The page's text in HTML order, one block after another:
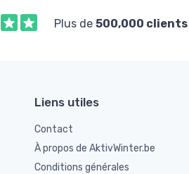
Plus de 500,000 clients
Liens utiles
Contact
À propos de AktivWinter.be
Conditions générales